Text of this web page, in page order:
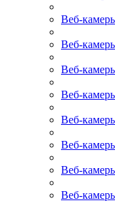
Веб-
Веб-
Веб-
Веб-
Веб-
Веб-
Веб-
Веб-